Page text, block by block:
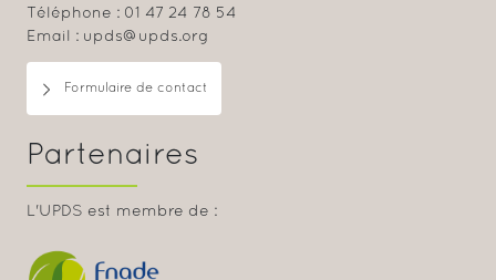
Téléphone : 01 47 24 78 54
Email : upds@upds.org
Formulaire de contact
Partenaires
L'UPDS est membre de :